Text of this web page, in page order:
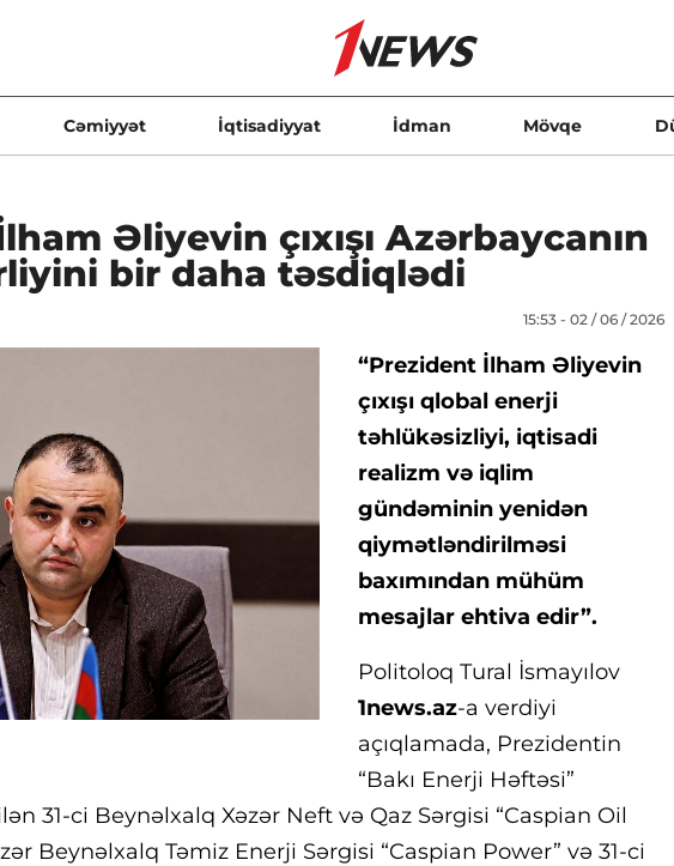
Cəmiyyət İqtisadiyyat İdman Mövqe
Əliyevin çıxışı Azərbaycanın
bir daha təsdiqlədi
15:53 - 02 / 06 / 2026
“Prezident İlham Əliyevin
çıxışı qlobal enerji
təhlükəsizliyi, iqtisadi
realizm və iqlim
gündəminin yenidən
qiymətləndirilməsi
baxımından mühüm
mesajlar ehtiva edir”.
Politoloq Tural İsmayılov
1news.az-a verdiyi
açıqlamada, Prezidentin
“Bakı Enerji Həftəsi”
31-ci Beynəlxalq Xəzər Neft və Qaz Sərgisi “Caspian Oil
Beynəlxalq Təmiz Enerji Sərgisi “Caspian Power” və 31-ci